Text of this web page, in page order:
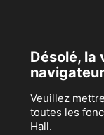
Désolé, la
Veuillez
toutes les
Hall.